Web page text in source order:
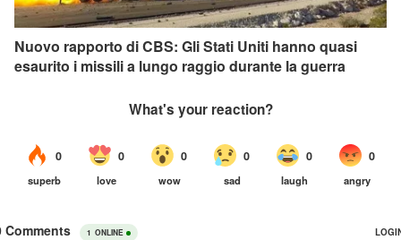
Nuovo rapporto di CBS: Gli Stati Uniti hanno quasi
esaurito i missili a lungo raggio durante la guerra